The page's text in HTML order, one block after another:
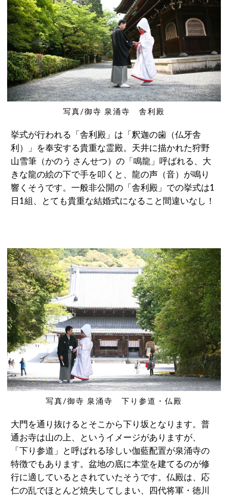
写真/御寺 泉涌寺 舎利殿
挙式が行われる「舎利殿」は「釈迦の歯（仏牙舎
利）」を奉安する貴重な霊殿。天井に描かれた狩野
山雪筆（かのう さんせつ）の「鳴龍」呼ばれる、大
きな龍の絵の下で手を叩くと、龍の声（音）が鳴り
響くそうです。一般非公開の「舎利殿」での挙式は1
日1組、とても貴重な結婚式になること間違いなし！
写真/御寺 泉涌寺 下り参道・仏殿
大門を通り抜けるとそこから下り坂となります。普
通お寺は山の上、というイメージがありますが、
「下り参道」と呼ばれる珍しい伽藍配置が泉涌寺の
特徴でもあります。盆地の底に本堂を建てるのが修
行に適しているとされていたそうです。仏殿は、応
仁の乱でほとんど焼失してしまい、四代将軍・徳川